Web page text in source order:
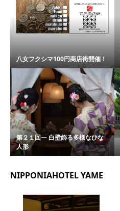
八女フクシマ100円商店街開催！
第２１回― 白壁飾る多様なひな
人形
NIPPONIAHOTEL YAME